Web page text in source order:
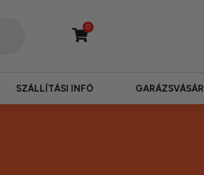
0
SZÁLLÍTÁSI INFÓ GARÁZSVÁSÁR